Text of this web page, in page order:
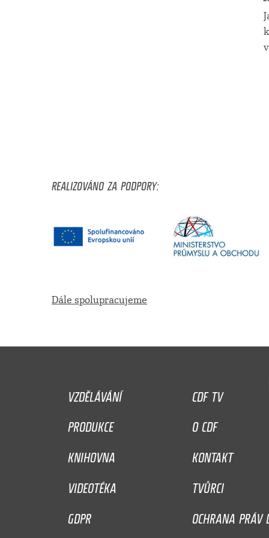
REALIZOVÁNO ZA PODPORY:
Dále spolupracujeme
VZDĚLÁVÁNÍ
CDF TV
PRODUKCE
O CDF
KNIHOVNA
KONTAKT
VIDEOTÉKA
TVŮRCI
GDPR
OCHRANA PRÁV